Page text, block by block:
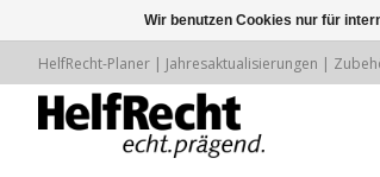
HelfRecht-Planer | Jahresaktualisierungen |
Wir benutzen Cookies nur für